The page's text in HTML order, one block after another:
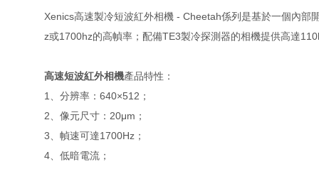
Xenics高速製冷短波紅外相機 - Cheetah係列是基於一個內
z或1700hz的高幀率；配備TE3製冷探測器的相機提供高達
高速短波紅外相機產品特性：
1、分辨率：640×512；
2、像元尺寸：20μm；
3、幀速可達1700Hz；
4、低暗電流；